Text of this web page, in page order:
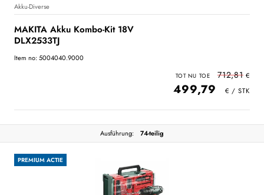
Akku-Diverse
MAKITA Akku Kombo-Kit 18V
DLX2533TJ
Item no: 5004040.9000
712,81
499,79
Ausführung: 74-teilig
PREMIUM ACTIE